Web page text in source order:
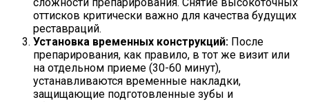
оттисков критически важно для качества будущих
реставраций.
Установка временных конструкций: После
препарирования, как правило, в тот же визит или
на отдельном приеме (30-60 минут),
устанавливаются временные накладки,
защищающие подготовленные зубы и